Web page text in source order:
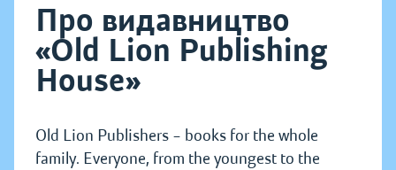
Про видавництво
«Old Lion Publishing
House»
Old Lion Publishers – books for the whole
family. Everyone, from the youngest to the